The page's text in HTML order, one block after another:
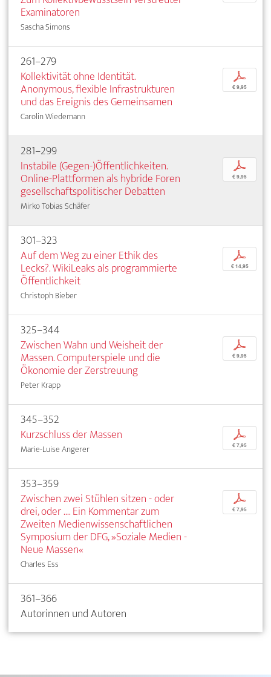
Examinatoren
Sascha Simons
261–279
Kollektivität ohne Identität.
Anonymous, flexible Infrastrukturen
und das Ereignis des Gemeinsamen
Carolin Wiedemann
p
€ 9,95
281–299
Instabile (Gegen-)Öffentlichkeiten.
Online-Plattformen als hybride Foren
gesellschaftspolitischer Debatten
Mirko Tobias Schäfer
p
€ 9,95
301–323
Auf dem Weg zu einer Ethik des
Lecks?. WikiLeaks als programmierte
Öffentlichkeit
Christoph Bieber
p
€ 14,95
325–344
Zwischen Wahn und Weisheit der
Massen. Computerspiele und die
Ökonomie der Zerstreuung
Peter Krapp
p
€ 9,95
345–352
Kurzschluss der Massen
Marie-Luise Angerer
p
€ 7,95
353–359
Zwischen zwei Stühlen sitzen - oder
drei, oder .... Ein Kommentar zum
Zweiten Medienwissenschaftlichen
Symposium der DFG, »Soziale Medien -
Neue Massen«
Charles Ess
p
€ 7,95
361–366
Autorinnen und Autoren